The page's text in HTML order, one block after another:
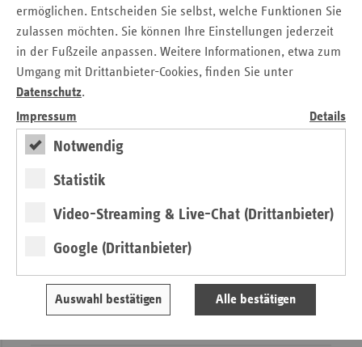
ermöglichen. Entscheiden Sie selbst, welche Funktionen Sie
zulassen möchten. Sie können Ihre Einstellungen jederzeit
in der Fußzeile anpassen. Weitere Informationen, etwa zum
Umgang mit Drittanbieter-Cookies, finden Sie unter
Datenschutz.
Impressum
Details
Notwendig
Statistik
Video-Streaming & Live-Chat (Drittanbieter)
Google (Drittanbieter)
Auswahl bestätigen Alle bestätigen
Stationäre Langzeitpflege
Prävention neu gedacht
von Prof. Dr. Martina Hasseler